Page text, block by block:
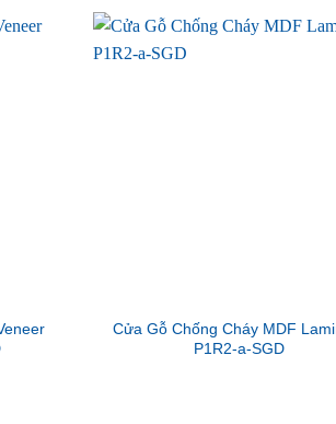
Cửa Gỗ Chống Cháy MDF
P1R2-a-SGD